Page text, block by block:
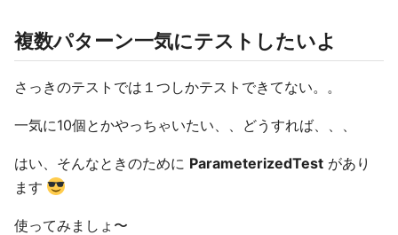
複数パターン一気にテストしたいよ
さっきのテストでは１つしかテストできてない。。
一気に10個とかやっちゃいたい、、どうすれば、、、
はい、そんなときのために ParameterizedTest があり
ます
使ってみましょ〜